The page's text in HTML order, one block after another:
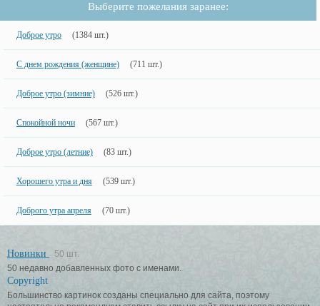
Выберите пожелания заранее:
Доброе утро (1384 шт.)
С днем рождения (женщине) (711 шт.)
Доброе утро (зимние) (526 шт.)
Спокойной ночи (567 шт.)
Доброе утро (летние) (83 шт.)
Хорошего утра и дня (539 шт.)
Доброго утра апреля (70 шт.)
Новинки
50 шт.
50 недавно добавленных фото с именами.
Copyright
Большинство картинок созданы специально для сайта, поэтому